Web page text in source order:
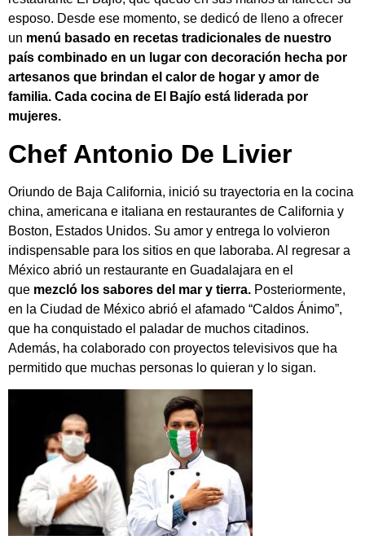
esposo. Desde ese momento, se dedicó de lleno a ofrecer
un menú basado en recetas tradicionales de nuestro
país combinado en un lugar con decoración hecha por
artesanos que brindan el calor de hogar y amor de
familia. Cada cocina de El Bajío está liderada por
mujeres.
Chef Antonio De Livier
Oriundo de Baja California, inició su trayectoria en la cocina
china, americana e italiana en restaurantes de California y
Boston, Estados Unidos. Su amor y entrega lo volvieron
indispensable para los sitios en que laboraba. Al regresar a
México abrió un restaurante en Guadalajara en el
que mezcló los sabores del mar y tierra. Posteriormente,
en la Ciudad de México abrió el afamado “Caldos Ánimo”,
que ha conquistado el paladar de muchos citadinos.
Además, ha colaborado con proyectos televisivos que ha
permitido que muchas personas lo quieran y lo sigan.